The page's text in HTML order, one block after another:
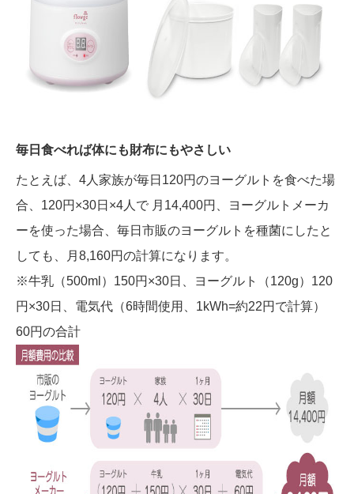
毎日食べれば体にも財布にもやさしい
たとえば、4人家族が毎日120円のヨーグルトを食べた場
合、120円×30日×4人で 月14,400円、ヨーグルトメーカ
ーを使った場合、毎日市販のヨーグルトを種菌にしたと
しても、月8,160円の計算になります。
※牛乳（500ml）150円×30日、ヨーグルト（120g）120
円×30日、電気代（6時間使用、1kWh=約22円で計算）
60円の合計